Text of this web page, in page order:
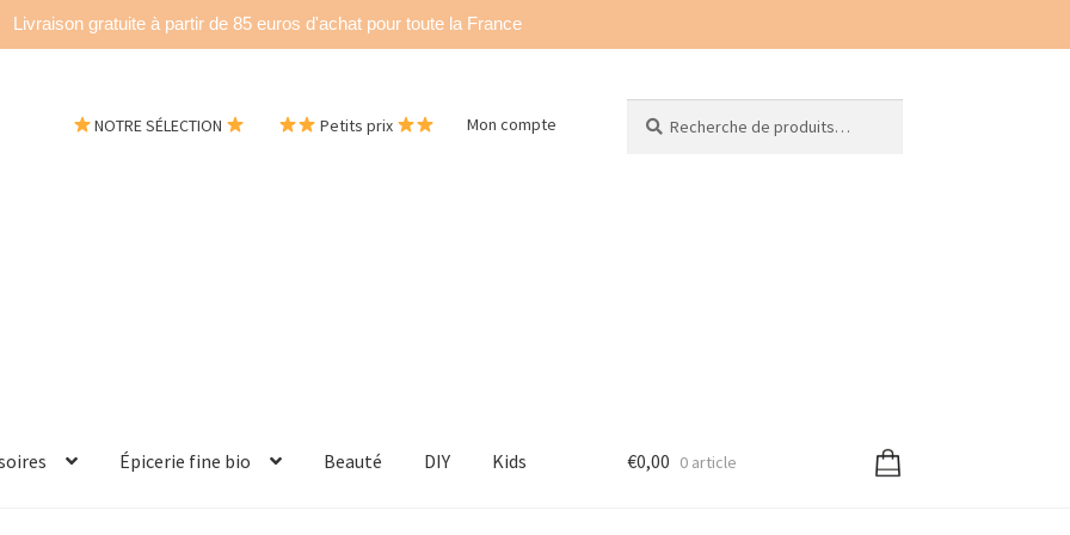
Livraison gratuite à partir de 85 euros d'achat pour toute la France
NOTRE SÉLECTION Petits prix Mon compte
pour :
Épicerie fine bio Beauté DIY Kids €0,00 0 article